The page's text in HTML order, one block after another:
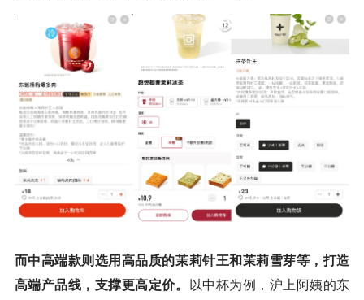
而中高端款则选用高品质的茉莉针王和茉莉雪芽等，打造
高端产品线，支撑更高定价。 以中杯为例，沪上阿姨的东